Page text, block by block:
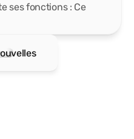
ses fonctions : Ce